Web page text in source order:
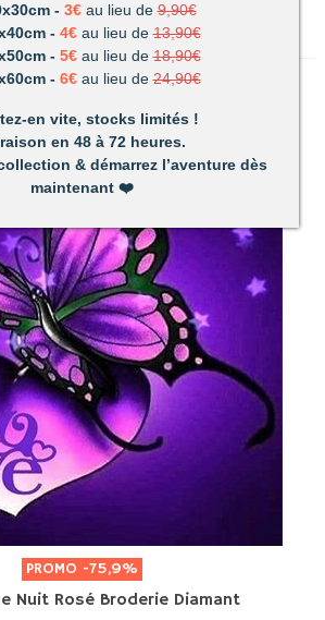
PROMO -75,9%
Nuit Rosé Broderie Diamant
- 3€au lieu de9,90€
- 4€ au lieu de 13,90€
- 5€ au lieu de18,90€
- 6€ au lieu de 24,90€
en vite, stocks limités !
en 48 à 72 heures.
& démarrez l’aventure dès
maintenant❤️